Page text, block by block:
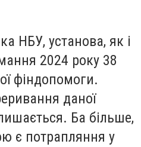
НБУ, установа, як і
2024 року 38
фіндопомоги.
даної
Ба більше,
є потрапляння у